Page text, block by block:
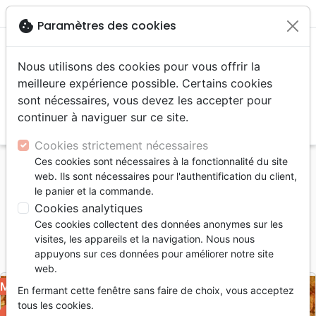
menu
Accueil Musique Louange, Adoration Prie [MP3]
Prie [MP3]
Artiste :Face à Face
Référence JEM6076-MP3 EAN9990010384997
EditeurJeunesse en Mission - JEM
MP3
cookie Paramètres des cookies
Nous utilisons des cookies pour vous offrir la
meilleure expérience possible. Certains cookies
sont nécessaires, vous devez les accepter pour
continuer à naviguer sur ce site.
Cookies strictement nécessaires
Ces cookies sont nécessaires à la fonctionnalité du site
web. Ils sont nécessaires pour l'authentification du client,
le panier et la commande.
Cookies analytiques
Ces cookies collectent des données anonymes sur les
visites, les appareils et la navigation. Nous nous
appuyons sur ces données pour améliorer notre site
web.
En fermant cette fenêtre sans faire de choix, vous acceptez
tous les cookies.